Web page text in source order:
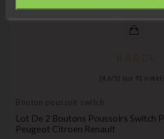
(4,6 / 5) sur 91
Bouton poussoir switch
Lot De 2 Boutons Poussoirs Switch
Peugeot Citroen Renault